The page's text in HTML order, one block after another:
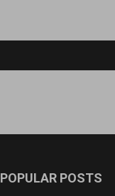
POPULAR POSTS